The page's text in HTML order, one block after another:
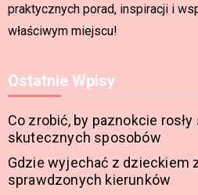
praktycznych porad, inspiracji i
właściwym miejscu!
Ostatnie Wpisy
Co zrobić, by paznokcie
skutecznych sposobów
Gdzie wyjechać z dzieckiem
sprawdzonych kierunków